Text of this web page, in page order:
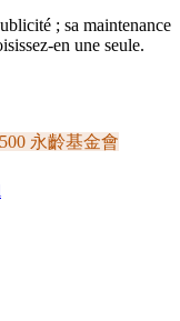
; sa maintenance
en une seule.
永齡基金會